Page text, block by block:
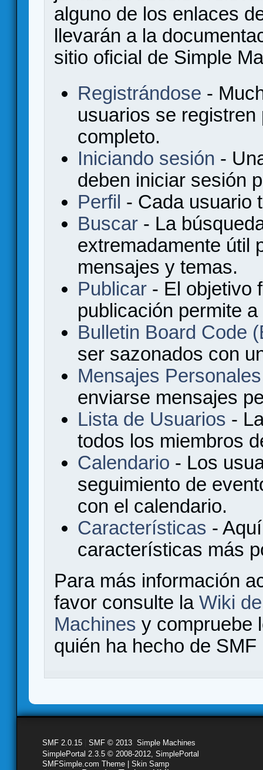
alguno de los enlaces
llevarán a la
sitio oficial de Simple
Registrándose -
usuarios se
completo.
Iniciando sesión -
deben iniciar sesión
Perfil - Cada usuario
Buscar - La
extremadamente útil
mensajes y temas.
Publicar - El objetivo
publicación permite
Bulletin Board Code
ser sazonados con
Mensajes Personales
enviarse mensajes
Lista de Usuarios -
todos los miembros
Calendario - Los
seguimiento de
con el calendario.
Características -
características más
Para más información
favor consulte la Wiki
Machines y compruebe
quién ha hecho de
SMF 2.0.15 SMF © 2013 Simple Machines
SimplePortal 2.3.5 © 2008-2012, SimplePortal
SMFSimple.com Theme | Skin Samp